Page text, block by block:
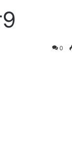
0